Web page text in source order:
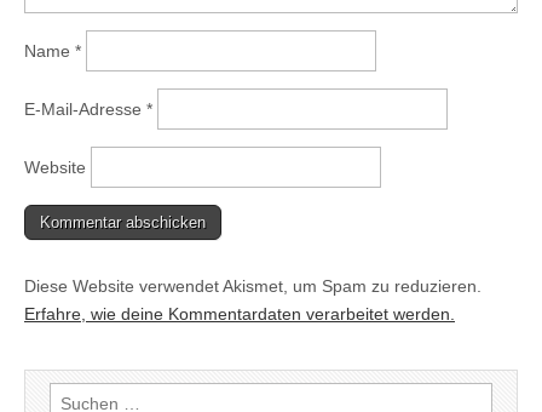
Name *
E-Mail-Adresse *
Website
Diese Website verwendet Akismet, um Spam zu reduzieren.
Erfahre, wie deine Kommentardaten verarbeitet werden.
Suchen